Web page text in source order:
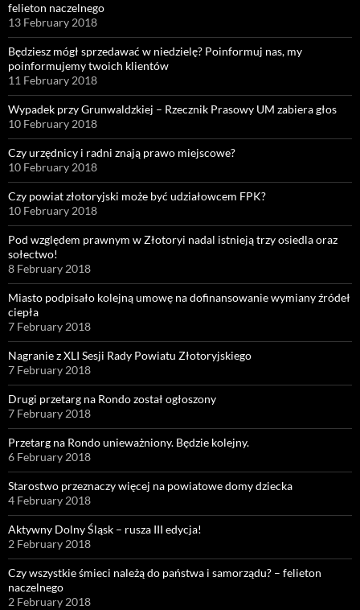
felieton naczelnego
13 February 2018
Będziesz mógł sprzedawać w niedzielę? Poinformuj nas, my
poinformujemy twoich klientów
11 February 2018
Wypadek przy Grunwaldzkiej – Rzecznik Prasowy UM zabiera głos
10 February 2018
Czy urzędnicy i radni znają prawo miejscowe?
10 February 2018
Czy powiat złotoryjski może być udziałowcem FPK?
10 February 2018
Pod względem prawnym w Złotoryi nadal istnieją trzy osiedla oraz
sołectwo!
8 February 2018
Miasto podpisało kolejną umowę na dofinansowanie wymiany źródeł
ciepła
7 February 2018
Nagranie z XLI Sesji Rady Powiatu Złotoryjskiego
7 February 2018
Drugi przetarg na Rondo został ogłoszony
7 February 2018
Przetarg na Rondo unieważniony. Będzie kolejny.
6 February 2018
Starostwo przeznaczy więcej na powiatowe domy dziecka
4 February 2018
Aktywny Dolny Śląsk – rusza III edycja!
2 February 2018
Czy wszystkie śmieci należą do państwa i samorządu? – felieton
naczelnego
2 February 2018